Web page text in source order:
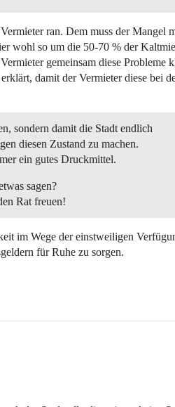
ran. Dem muss der Mangel
wohl so um die 50-70 % der
gemeinsam diese Probleme
damit der Vermieter diese bei
sondern damit die Stadt endlich
diesen Zustand zu machen.
ein gutes Druckmittel.
sagen?
Rat freuen!
im Wege der einstweiligen
für Ruhe zu sorgen.